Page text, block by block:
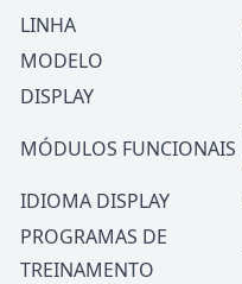
LINHA
MODELO
DISPLAY
MÓDULOS FUNCIONAIS
IDIOMA DISPLAY
PROGRAMAS DE
TREINAMENTO